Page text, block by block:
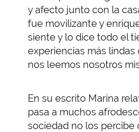
y afecto junto con la
fue movilizante y
siente y lo dice todo el
experiencias más lindas
nos leemos nosotros
En su escrito Marina
pasa a muchos
sociedad no los percibe